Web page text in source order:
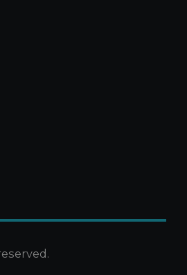
SOCI: LA LEGGE DI
TERMINI